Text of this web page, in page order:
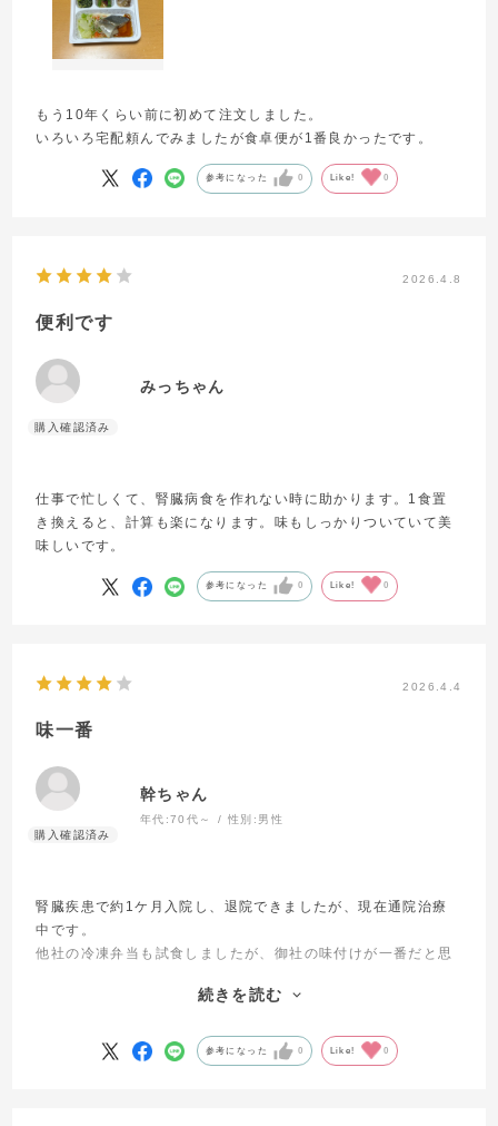
もう10年くらい前に初めて注文しました。
いろいろ宅配頼んでみましたが食卓便が1番良かったです。
参考になった 0 Like! 0
2026.4.8
便利です
みっちゃん
仕事で忙しくて、腎臓病食を作れない時に助かります。1食置
き換えると、計算も楽になります。味もしっかりついていて美
味しいです。
参考になった 0 Like! 0
2026.4.4
味一番
幹ちゃん
年代:70代～ 性別: 男性
腎臓疾患で約1ケ月入院し、退院できましたが、現在通院治療
中です。
他社の冷凍弁当も試食しましたが、御社の味付けが一番だと思
ただ、価格的には一番高くて二の足を踏む人もいると思います
※価格面でランクを下げました。(5から4に)
続きを読む
参考になった 0 Like! 0